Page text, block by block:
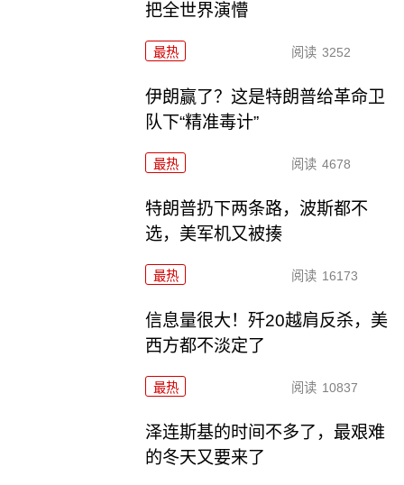
把全世界演懵
最热 阅读 3252
伊朗赢了？这是特朗普给革命卫
队下“精准毒计”
最热 阅读 4678
特朗普扔下两条路，波斯都不
选，美军机又被揍
最热 阅读 16173
信息量很大！歼20越肩反杀，美
西方都不淡定了
最热 阅读 10837
泽连斯基的时间不多了，最艰难
的冬天又要来了